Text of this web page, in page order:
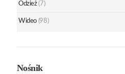
Odzież (7)
Wideo (98)
Nośnik